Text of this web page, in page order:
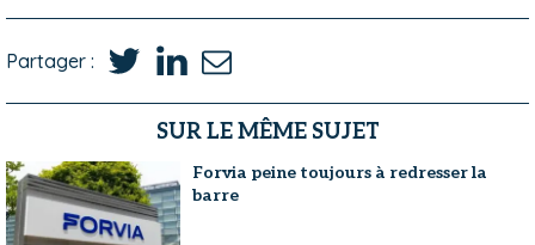
Partager :
SUR LE MÊME SUJET
Forvia peine toujours à redresser la
barre